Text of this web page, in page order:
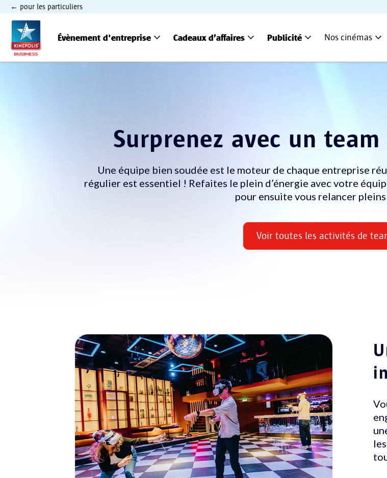
pour les particuliers
Évènement d'entreprise expand_more Cadeaux d’affaires expand_more Publicité expand_more Nos cinémas expand_more
Surprenez avec un
Une équipe bien soudée est le moteur de chaque entreprise
régulier est essentiel ! Refaites le plein d’énergie avec votre
pour ensuite vous relancer
Voir toutes les activités de